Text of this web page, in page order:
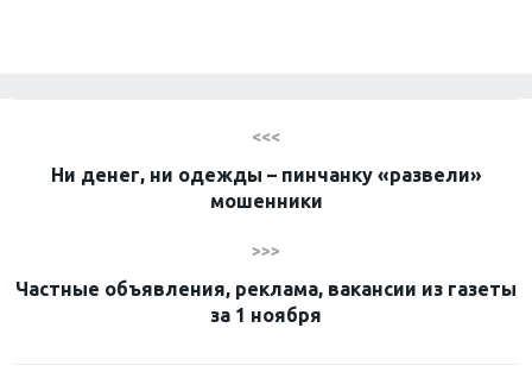
<<<
Ни денег, ни одежды – пинчанку «развели»
мошенники
>>>
Частные объявления, реклама, вакансии из газеты
за 1 ноября